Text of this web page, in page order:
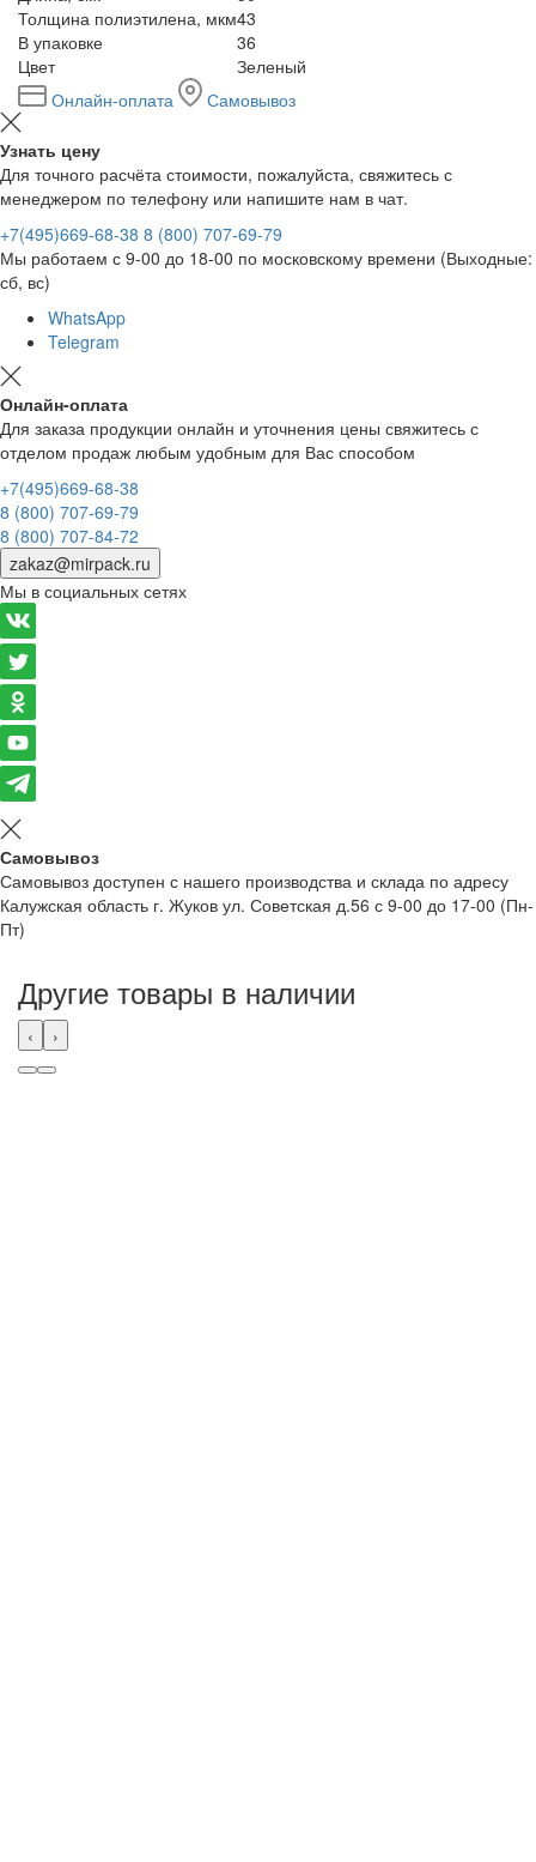
Толщина полиэтилена, мкм43
В упаковке
36
Цвет
Зеленый
Онлайн-оплата
Самовывоз
Узнать цену
Для точного расчёта стоимости, пожалуйста, свяжитесь с
менеджером по телефону или напишите нам в чат.
+7(495)669-68-38 8 (800) 707-69-79
Мы работаем с 9-00 до 18-00 по московскому времени (Выходные:
сб, вс)
WhatsApp
Telegram
Онлайн-оплата
Для заказа продукции онлайн и уточнения цены свяжитесь с
отделом продаж любым удобным для Вас способом
+7(495)669-68-38
8 (800) 707-69-79
8 (800) 707-84-72
zakaz@mirpack.ru
Мы в социальных сетях
Самовывоз
Самовывоз доступен с нашего производства и склада по адресу
Калужская область г. Жуков ул. Советская д.56 с 9-00 до 17-00 (Пн-
Пт)
Другие товары в наличии
‹ ›